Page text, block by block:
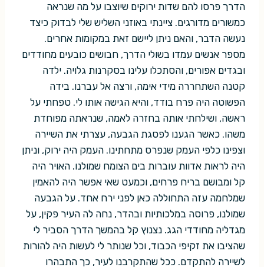
הדרך פרסו להם שדות ירוקים שיוצבו על מה שנראה
כמשורים מדורגים. ציינתי באוזני השליש שלי לבדוק כיצד
נעשה הדבר, והאם ניתן ליישם זאת במקומות אחרים.
מספר אנשים עמדו בשולי הדרך, חבושים כובעים מחודדים
ובגדים אפורים, והסתכלו עלינו בסקרנות גלויה. ילדה
קטנה השתחררה מידי אימה, ורצה אל עברנו. בידה
הפשוטה היה פרח בודד, והיא הגישה אותו לי. טפחתי על
ראשה, ושילחתי אותה בחזרה לאמה, שנראתה מפוחדת
משהו. כאשר הגענו לפסגת הגבעה, עצרתי את השיירה
וצפינו כלפי העמק שנפרס מתחתינו. העמק היה ירוק, וניתן
היה לראות אדוות עוברות בים הצומח שמולנו. האויר היה
קל ומבושם בריח פרחים, וכמעט שאי אפשר היה להאמין
שמלחמה עזה התחוללה כאן לפני ירח אחד. על הגבעה
שמולנו, פרוסה במלכותיות ובהדר, נחה לה העיר פקין, על
מגדליה מחודדי הגג. נצנוץ קל בהמשך הדרך הסביר לי
שהציבו את זקיפי הכבוד, וכל שנותר לי לעשות היה להורות
לשיירה להתקדם. ככל שהתקרבנו לעיר, כך התבהרו